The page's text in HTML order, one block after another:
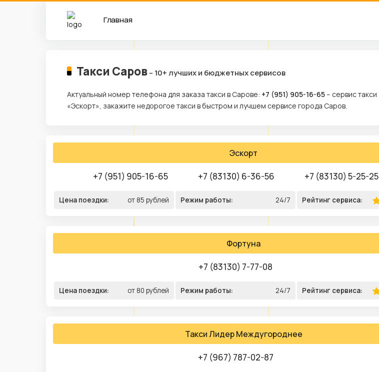
Главная
Такси Саров– 10+ лучших и бюджетных сервисов
Актуальный номер телефона для заказа такси в Сарове: +7 (951) 905-16-65– сервис такси
«Эскорт», закажите недорогое такси в быстром и лучшем сервисе города Саров.
Эскорт
+7 (951) 905-16-65 +7 (83130) 6-36-56 +7 (83130) 5-25-25
Цена поездки: от 85 рублей Режим работы: 24/7 Рейтинг сервиса:
Фортуна
+7 (83130) 7-77-08
Цена поездки: от 80 рублей Режим работы: 24/7 Рейтинг сервиса:
Такси Лидер Междугороднее
+7 (967) 787-02-87